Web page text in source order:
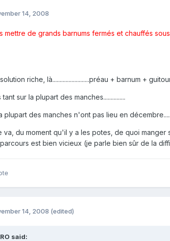
14, 2008
mettre de grands barnums fermés et chauffés
riche, là.........................préau + barnum +
sur la plupart des manches...............
plupart des manches n'ont pas lieu en
va, du moment qu'il y a les potes, de quoi manger
est bien vicieux (je parle bien sûr de la
14, 2008 (edited)
said: